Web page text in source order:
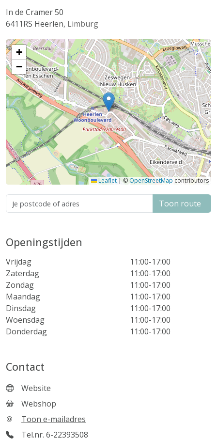
In de Cramer 50
6411RS Heerlen, Limburg
+
−
Leaflet|©OpenStreetMap contributors
Toon route
Openingstijden
Vrijdag
11:00-17:00
Zaterdag
11:00-17:00
Zondag
11:00-17:00
Maandag
11:00-17:00
Dinsdag
11:00-17:00
Woensdag
11:00-17:00
Donderdag
11:00-17:00
Contact
Website
Webshop
Toon e-mailadres
Tel.nr. 6-22393508